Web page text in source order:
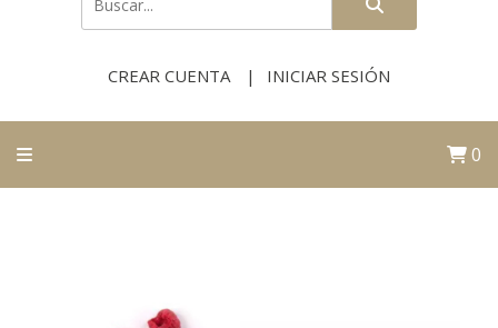
CREAR CUENTA INICIAR SESIÓN
0